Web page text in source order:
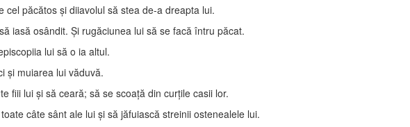
cel păcătos şi diiavolul să stea de-a dreapta lui.
iasă osândit. Şi rugăciunea lui să se facă întru păcat.
lui să o ia altul.
şi muiarea lui văduvă.
fiii lui şi să ceară; să se scoaţă din curţile casii lor.
câte sânt ale lui şi să jăfuiască streinii ostenealele lui.